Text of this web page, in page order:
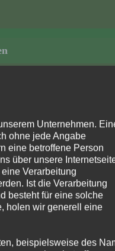
Unternehmen.
ohne jede Angabe
eine betroffene Person
über unsere
Verarbeitung
Ist die Verarbeitung
besteht für eine solche
holen wir generell eine
beispielsweise des